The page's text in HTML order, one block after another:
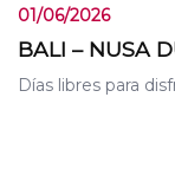
01/06/2026
BALI – NUSA
Días libres para